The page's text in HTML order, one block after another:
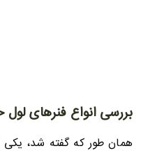
بررسی انواع فنرهای
همان طور که گفته شد، یکی